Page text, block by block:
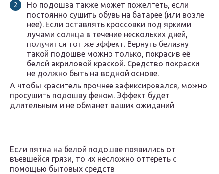
Но подошва также может пожелтеть, если
постоянно сушить обувь на батарее (или возле
неё). Если оставлять кроссовки под яркими
лучами солнца в течение нескольких дней,
получится тот же эффект. Вернуть белизну
такой подошве можно только, покрасив её
белой акриловой краской. Средство покраски
не должно быть на водной основе.
А чтобы краситель прочнее зафиксировался, можно
просушить подошву феном. Эффект будет
длительным и не обманет ваших ожиданий.
Если пятна на белой подошве появились от
въевшейся грязи, то их несложно оттереть с
помощью бытовых средств